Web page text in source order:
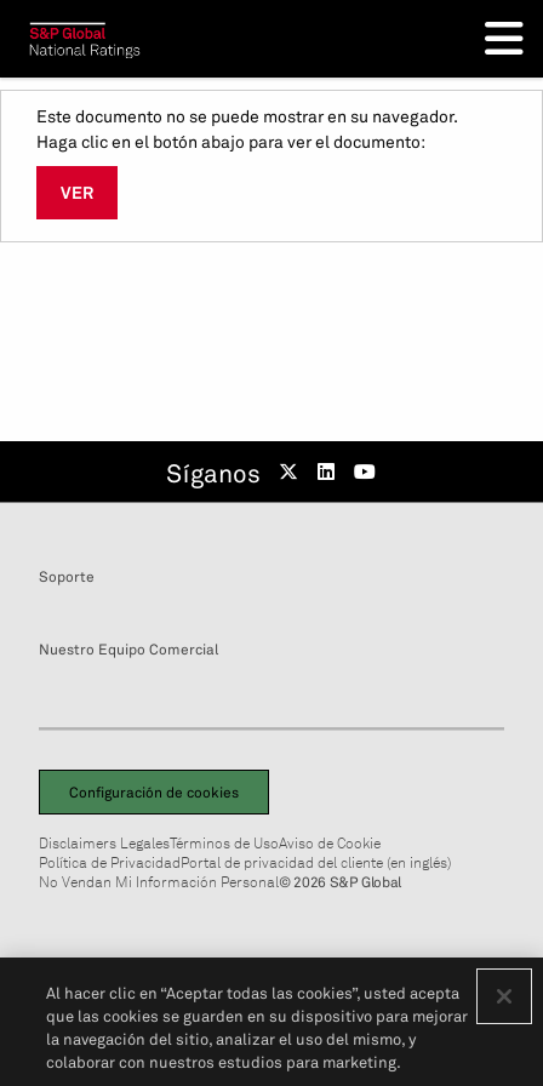
Este documento no se puede mostrar en su navegador.
Haga clic en el botón abajo para ver el documento:
VER
Síganos
Soporte
Nuestro Equipo Comercial
Configuración de cookies
Disclaimers LegalesTérminos de UsoAviso de Cookie
Política de PrivacidadPortal de privacidad del cliente (en inglés)
No Vendan Mi Información Personal© 2026 S&P Global
Al hacer clic en “Aceptar todas las cookies”, usted acepta
que las cookies se guarden en su dispositivo para mejorar
la navegación del sitio, analizar el uso del mismo, y
colaborar con nuestros estudios para marketing.